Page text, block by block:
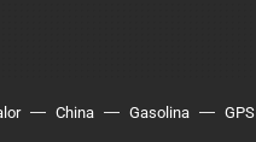
China Gasolina GPS